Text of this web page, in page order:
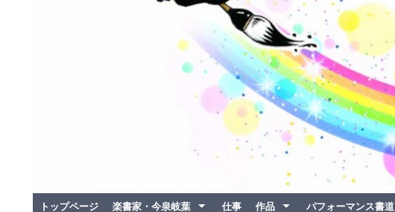
トップページ 楽書家・今泉岐葉 仕事 作品 パフォーマンス書道